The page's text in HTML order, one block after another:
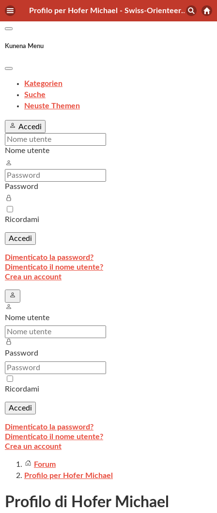
Profilo per Hofer Michael - Swiss-Orienteering Forum
Kunena Menu
Kategorien
Suche
Neuste Themen
Accedi
Nome utente
Password
Ricordami
Accedi
Dimenticato la password?
Dimenticato il nome utente?
Crea un account
Nome utente
Password
Ricordami
Accedi
Dimenticato la password?
Dimenticato il nome utente?
Crea un account
Forum
Profilo per Hofer Michael
Profilo di Hofer Michael